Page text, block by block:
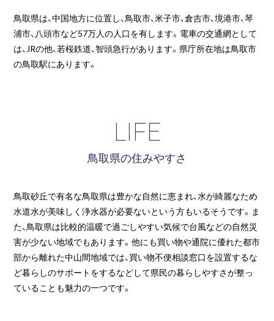
鳥取県は、中国地方に位置し、鳥取市、米子市、倉吉市、境港市、琴
浦市、八頭市など57万人の人口を有します。電車の交通網として
は、JRの他、若桜鉄道、智頭急行があります。県庁所在地は鳥取市
の鳥取駅にあります。
LIFE
鳥取県の住みやすさ
鳥取砂丘で有名な鳥取県は豊かな自然に恵まれ、水が綺麗なため
水道水が美味しく浄水器が必要ないという方もいるそうです。ま
た、鳥取県は比較的温暖で過ごしやすい気候で台風などの自然災
害が少ない地域でもあります。他にも買い物や通院に優れた都市
部から離れた中山間地域では、買い物不便相談窓口を設置するな
ど暮らしのサポートをするなどして県民の暮らしやすさが整っ
ていることも魅力の一つです。